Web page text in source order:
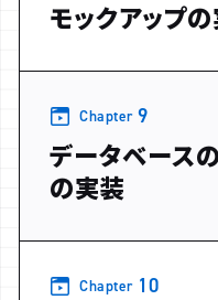
モックアップ
Chapter 9
データベース
の実装
Chapter 10